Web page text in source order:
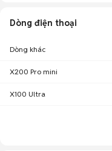
Dòng điện thoại
Dòng khác
X200 Pro mini
X100 Ultra